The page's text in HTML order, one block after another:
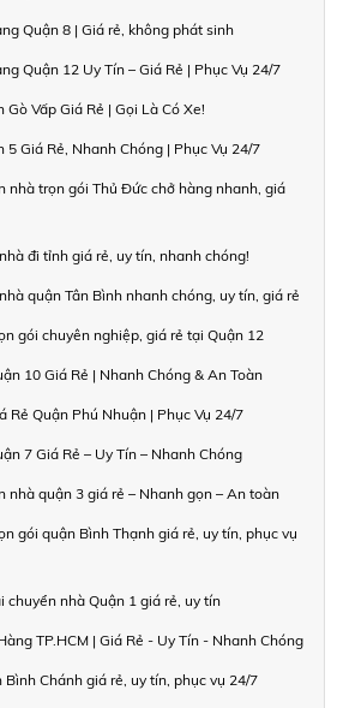
Quận 8 | Giá rẻ, không phát sinh
Quận 12 Uy Tín – Giá Rẻ | Phục Vụ 24/7
Gò Vấp Giá Rẻ | Gọi Là Có Xe!
5 Giá Rẻ, Nhanh Chóng | Phục Vụ 24/7
nhà trọn gói Thủ Đức chở hàng nhanh, giá
đi tỉnh giá rẻ, uy tín, nhanh chóng!
quận Tân Bình nhanh chóng, uy tín, giá rẻ
gói chuyên nghiệp, giá rẻ tại Quận 12
10 Giá Rẻ | Nhanh Chóng & An Toàn
Rẻ Quận Phú Nhuận | Phục Vụ 24/7
7 Giá Rẻ – Uy Tín – Nhanh Chóng
nhà quận 3 giá rẻ – Nhanh gọn – An toàn
gói quận Bình Thạnh giá rẻ, uy tín, phục vụ
chuyển nhà Quận 1 giá rẻ, uy tín
TP.HCM | Giá Rẻ - Uy Tín - Nhanh Chóng
Chánh giá rẻ, uy tín, phục vụ 24/7